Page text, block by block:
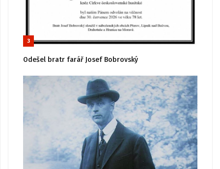
3
Odešel bratr farář Josef Bobrovský